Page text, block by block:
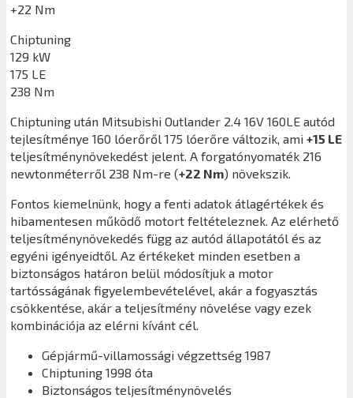
+22 Nm
Chiptuning
129 kW
175 LE
238 Nm
Chiptuning után Mitsubishi Outlander 2.4 16V 160LE autód
tejlesítménye 160 lóerőről 175 lóerőre változik, ami +15 LE
teljesítménynövekedést jelent. A forgatónyomaték 216
newtonméterről 238 Nm-re (+22 Nm) növekszik.
Fontos kiemelnünk, hogy a fenti adatok átlagértékek és
hibamentesen működő motort feltételeznek. Az elérhető
teljesítménynövekedés függ az autód állapotától és az
egyéni igényeidtől. Az értékeket minden esetben a
biztonságos határon belül módosítjuk a motor
tartósságának figyelembevételével, akár a fogyasztás
csökkentése, akár a teljesítmény növelése vagy ezek
kombinációja az elérni kívánt cél.
Gépjármű-villamossági végzettség 1987
Chiptuning 1998 óta
Biztonságos teljesítménynövelés